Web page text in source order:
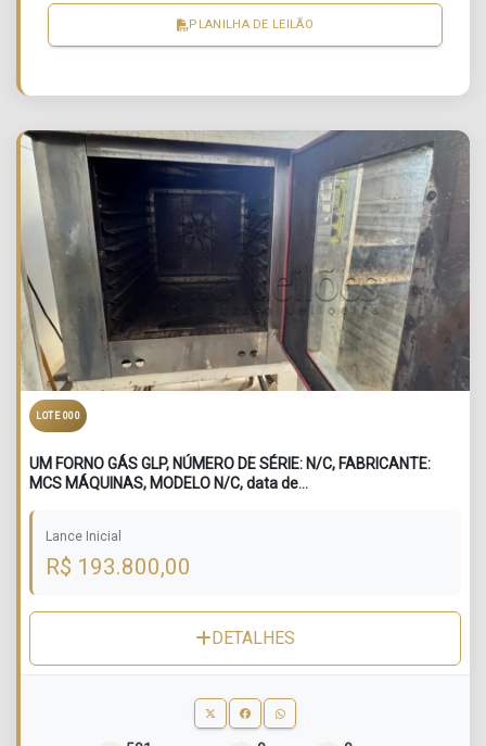
PLANILHA DE LEILÃO
LOTE 000
UM FORNO GÁS GLP, NÚMERO DE SÉRIE: N/C, FABRICANTE:
MCS MÁQUINAS, MODELO N/C, data de
Lance Inicial
R$ 193.800,00
DETALHES